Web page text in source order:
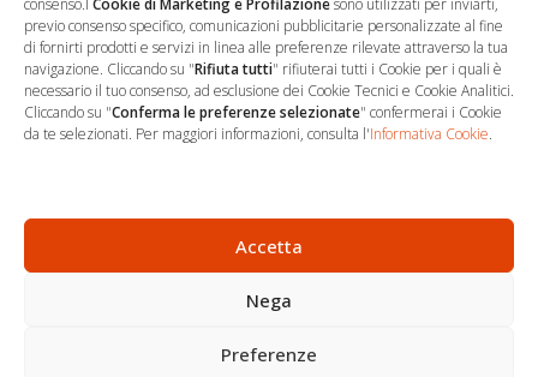
consenso.I Cookie di Marketing e Profilazionesono utilizzati per inviarti,
previo consenso specifico, comunicazioni pubblicitarie personalizzate al fine
di fornirti prodotti e servizi in linea alle preferenze rilevate attraverso la tua
navigazione. Cliccando su "Rifiuta tutti" rifiuterai tutti i Cookie per i quali è
necessario il tuo consenso, ad esclusione dei Cookie Tecnici e Cookie Analitici.
Cliccando su "Conferma le preferenze selezionate" confermerai i Cookie
da te selezionati. Per maggiori informazioni, consulta l'Informativa Cookie.
Accetta
Nega
Preferenze
… Sede Operativa
via Marco Decumio, 19 -
Roma
P.I. 17504191002